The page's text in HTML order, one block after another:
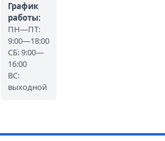
График
работы:
ПН—ПТ:
9:00—18:00
СБ: 9:00—
16:00
ВС:
выходной